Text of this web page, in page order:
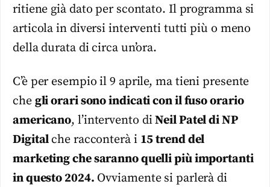
ritiene già dato per scontato. Il programma si
articola in diversi interventi tutti più o meno
della durata di circa un’ora.
C’è per esempio il 9 aprile, ma tieni presente
che gli orari sono indicati con il fuso orario
americano, l’intervento diNeil Patel di NP
Digitalche racconterà i 15 trend del
marketing che saranno quelli più importanti
in questo 2024. Ovviamente si parlerà di